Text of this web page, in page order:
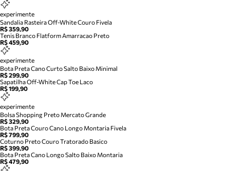
experimente
Sandalia Rasteira Off-White Couro Fivela
R$ 359,90
Tenis Branco Flatform Amarracao Preto
R$ 459,90
experimente
Bota Preta Cano Curto Salto Baixo Minimal
R$ 299,90
Sapatilha Off-White Cap Toe Laco
R$ 199,90
experimente
Bolsa Shopping Preto Mercato Grande
R$ 329,90
Bota Preta Couro Cano Longo Montaria Fivela
R$ 799,90
Coturno Preto Couro Tratorado Basico
R$ 399,90
Bota Preta Cano Longo Salto Baixo Montaria
R$ 479,90